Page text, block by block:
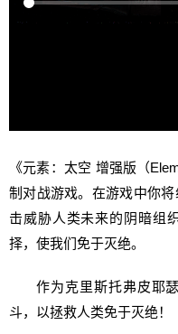
《元素：太空 增强版（
制对战游戏。在游戏中你
击威胁人类未来的阴暗组
择，使我们免于灭绝。
作为克里斯托弗皮耶瑟
斗，以拯救人类免于灭绝！